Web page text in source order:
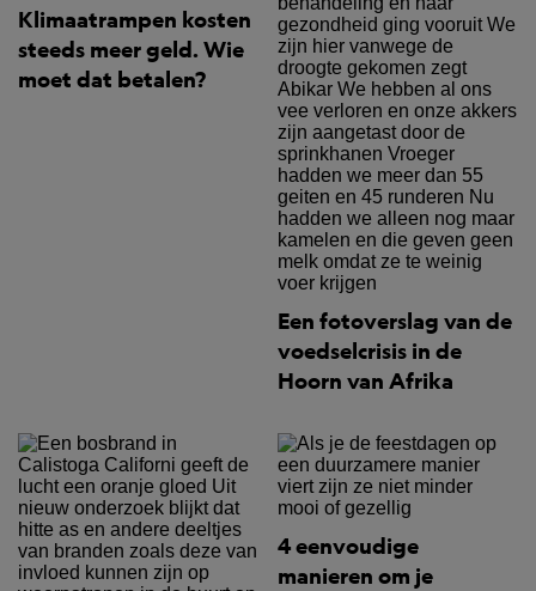
Klimaatrampen kosten
steeds meer geld. Wie
moet dat betalen?
Een fotoverslag van de
voedselcrisis in de
Hoorn van Afrika
4 eenvoudige
manieren om je